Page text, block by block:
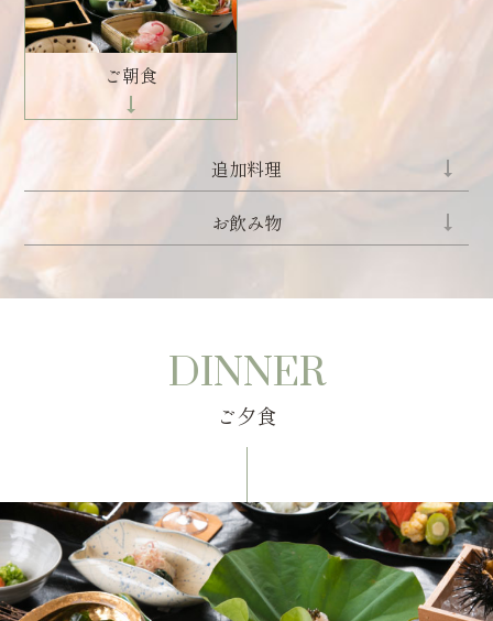
ご朝食
追加料理
お飲み物
DINNER
ご夕食